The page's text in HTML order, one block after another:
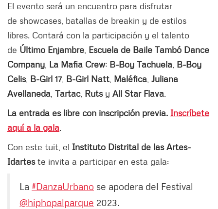
El evento será un encuentro para disfrutar
de showcases, batallas de breakin y de estilos
libres. Contará con la participación y el talento
de Último Enjambre Escuela de Baile Tambó Dance
Company La Mafia Crew; B-Boy Tachuela B-Boy
Celis, B-Girl 17 B-Girl Natt Maléfica Juliana
Avellaneda Tartac, Rutsy All Star Flava.
La entrada es libre con inscripción previa. Inscríbete
aquí a la gala.
Con este tuit, el Instituto Distrital de las Artes-
Idarteste invita a participar en esta gala:
La #DanzaUrbano se apodera del Festival
@hiphopalparque 2023.